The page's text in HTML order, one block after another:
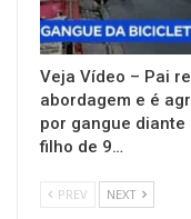
Veja Vídeo – Pai
abordagem e é
por gangue diante
filho de 9…
PREV NEXT